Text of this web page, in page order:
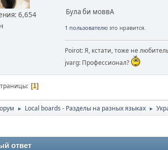
6,654
Була би моввА
1 пользователю это нравится.
Poirot: Я, кстати, тоже не
jvarg: Профессионал?
1
► Local boards - Разделы на разных языках ►
ответ